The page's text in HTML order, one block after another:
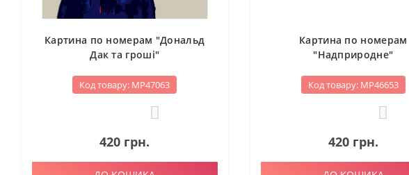
Картина по номерам "Дональд
Дак та гроші"
Код товару: МР47063
420 грн.
Картина по номерам
"Надприродне"
Код товару: МР46653
420 грн.